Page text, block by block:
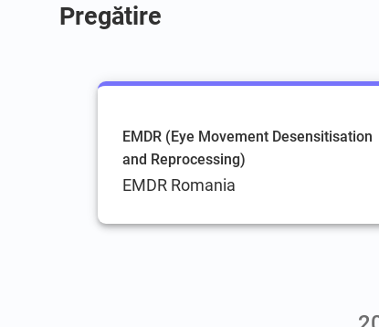
Pregătire
EMDR (Eye Movement Desensitisation
and Reprocessing)
EMDR Romania